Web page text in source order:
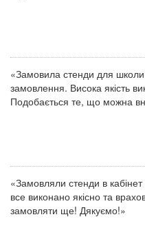
«Замовила стенди для
замовлення. Висока якість
Подобається те, що можна
«Замовляли стенди в
все виконано якісно та
замовляти ще! Дякуємо!»